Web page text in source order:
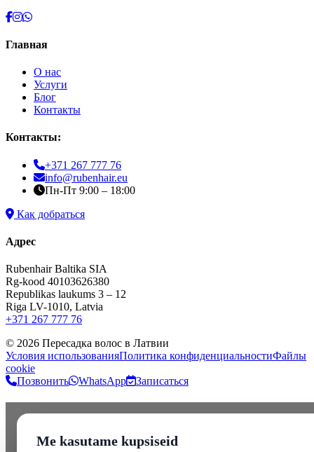
Главная
О нас
Услуги
Блог
Контакты
Контакты:
+371 267 777 76
info@rubenhair.eu
Пн-Пт 9:00 – 18:00
Как добраться
Адрес
Rubenhair Baltika SIA
Rg-kood 40103626380
Republikas laukums 3 – 12
Riga LV-1010, Latvia
+371 267 777 76
© 2026 Пересадка волос в Латвии
Условия использованияПолитика конфиденциальностиФайлы
cookie
Позвонить
WhatsApp Записаться
Me kasutame kupsiseid